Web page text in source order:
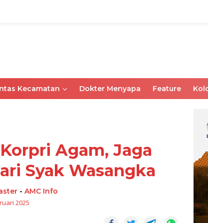
Kecamatan Dokter Menyapa Feature
Agam, Jaga
Syak Wasangka
-AMC Info
2025